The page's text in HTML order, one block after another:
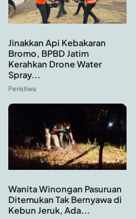
Jinakkan Api Kebakaran
Bromo, BPBD Jatim
Kerahkan Drone Water
Spray...
Peristiwa
Wanita Winongan Pasuruan
Ditemukan Tak Bernyawa di
Kebun Jeruk, Ada...